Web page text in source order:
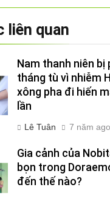
liên quan
Nam thanh niên bị
tháng tù vì nhiễm
xông pha đi hiến
lần
Lê Tuân 7 năm ago
Gia cảnh của
bọn trong
đến thế nào?